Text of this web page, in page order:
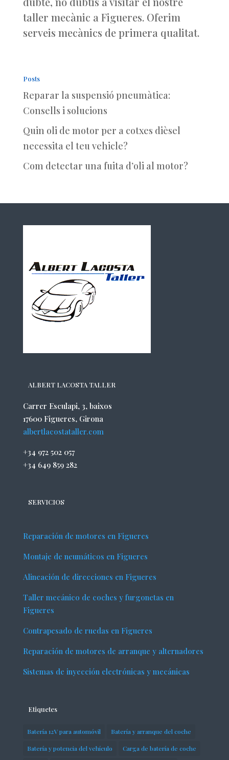
taller mecànic a Figueres. Oferim
serveis mecànics de primera qualitat.
Posts
Reparar la suspensió pneumàtica:
Consells i solucions
Quin oli de motor per a cotxes dièsel
necessita el teu vehicle?
Com detectar una fuita d’oli al motor?
ALBERT LACOSTA TALLER
Carrer Esculapi, 3, baixos
17600 Figueres, Girona
albertlacostataller.com
+34 972 502 057
+34 649 859 282
SERVICIOS
Reparación de motores en Figueres
Montaje de neumáticos en Figueres
Alineación de direcciones en Figueres
Taller mecánico de coches y furgonetas en
Figueres
Contrapesado de ruedas en Figueres
Reparación de motores de arranque y alternadores
Sistemas de inyección electrónicas y mecánicas
Etiquetes
Batería 12V para automóvil Batería y arranque del coche
Batería y potencia del vehículo Carga de batería de coche